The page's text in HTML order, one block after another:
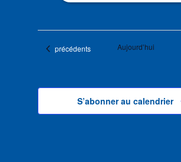
Évènements
précédents Aujourd’hui
S’abonner au calendrier